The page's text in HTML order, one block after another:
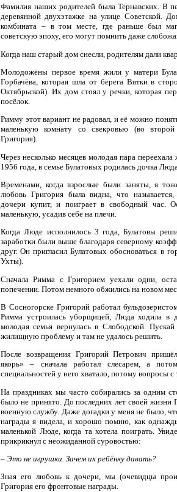
Фамилия наших родителей была Тернавских. В
деревянной двухэтажке на улице Советской.
комбината – в том месте, где раньше был
советскую эпоху, его могут помнить даже
Когда наш старый дом снесли, родителям дали
Молодожёны первое время жили у матери
Горбачёва, которая шла от берега Вятки в
Октябрьской). Их дом стоял у речки, которая
посёлок.
Римму этот вариант не радовал, и её можно
маленькую комнату со свекровью (во
Григория).
Через несколько месяцев молодая пара
1956 года, в семье Булатовых родилась дочка Люда.
Временами, когда взрослые были заняты, я
любовь Григория была видна, что
дочери купит, и поиграет в свободный час.
маленькую, усадив себе на плечи.
Когда Люде исполнилось 3 года, Булатовы
заработки были выше благодаря северному
друг. Он пригласил Булатовых обосноваться в
Ухты).
Сначала Римма с Григорием уехали одни,
попечении. Потом немного обжились на новом
В Сосногорске Григорий работал
Римма устроилась уборщицей, Люда ходила в
молодая семья вернулась в Слободской.
жилищную проблему и там не удалось решить.
После возвращения Григорий Петрович
якорь» – сначала работал слесарем, а
специальностей у него хватало, потому вопросы
На праздниках мы часто собирались за одним
было не принято. До последних лет своей жизни
военную службу. Даже догадки у меня не было,
награды я видела, и хорошо помню, как
маленькой Люде, когда та хотела поиграть.
прикрикнул с неожиданной суровостью:
– Это не игрушки. Зачем их ребёнку давать?
Зная его любовь к дочери, мы (очевидцы
Григория его фронтовые награды.